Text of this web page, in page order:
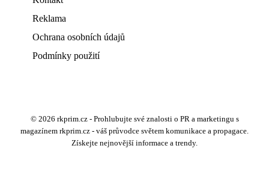
Reklama
Ochrana osobních údajů
Podmínky použití
© 2026 rkprim.cz - Prohlubujte své znalosti o PR a marketingu s
magazínem rkprim.cz - váš průvodce světem komunikace a propagace.
Získejte nejnovější informace a trendy.